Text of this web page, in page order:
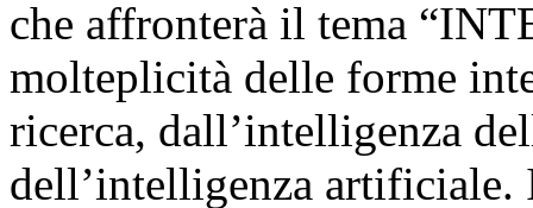
che affronterà il tema
molteplicità delle forme
ricerca, dall’intelligenza
dell’intelligenza